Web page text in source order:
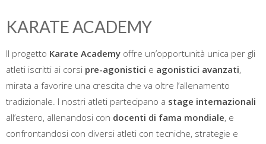
KARATE ACADEMY
Il progetto Karate Academy offre un’opportunità unica per gli
atleti iscritti ai corsi pre-agonistici e agonistici avanzati,
mirata a favorire una crescita che va oltre l’allenamento
tradizionale. I nostri atleti partecipano a stage internazionali
all’estero, allenandosi con docenti di fama mondiale, e
confrontandosi con diversi atleti con tecniche, strategie e